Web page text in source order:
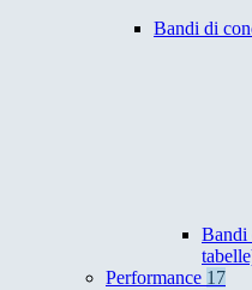
Bandi di
Bandi
Performance 17